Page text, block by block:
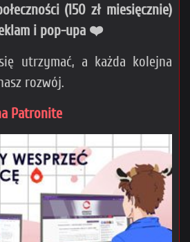
(150 zł miesięcznie)
i pop-upa ❤️
utrzymać, a każda kolejna
rozwój.
Patronite